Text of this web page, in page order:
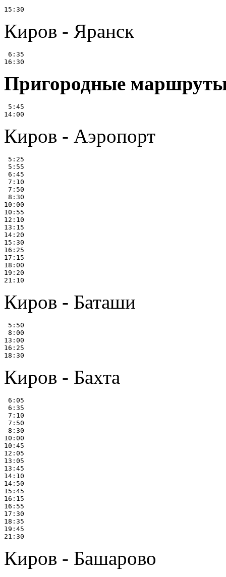
Киров - Яранск
6:35
Пригородные
5:45
Киров - Аэропорт
5:25
5:55
6:45
7:10
7:50
8:30
10:00
10:55
12:10
13:15
14:20
15:30
16:25
17:15
18:00
19:20
Киров - Баташи
5:50
8:00
13:00
16:25
Киров - Бахта
6:05
6:35
7:10
7:50
8:30
10:00
10:45
12:05
13:05
13:45
14:10
14:50
15:45
16:15
16:55
17:30
18:35
19:45
Киров - Башарово